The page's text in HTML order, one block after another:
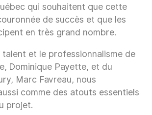
qui souhaitent que cette
de succès et que les
en très grand nombre.
talent et le professionnalisme de
Dominique Payette, et du
Marc Favreau, nous
comme des atouts essentiels
projet.